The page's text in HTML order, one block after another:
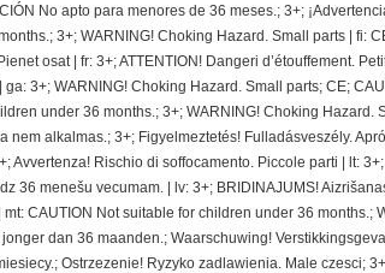
No apto para menores de 36 meses.; 3+;
3+; WARNING! Choking Hazard. Small parts | fi:
osat | fr: 3+; ATTENTION! Dangeri d’étouffement.
3+; WARNING! Choking Hazard. Small parts; CE;
under 36 months.; 3+; WARNING! Choking Hazard.
alkalmas.; 3+; Figyelmeztetés! Fulladásveszély.
Avvertenza! Rischio di soffocamento. Piccole parti | lt:
36 menešu vecumam. | lv: 3+; BRIDINAJUMS!
CAUTION Not suitable for children under 36 months.;
dan 36 maanden.; Waarschuwing!
Ostrzezenie! Ryzyko zadlawienia. Male czesci;